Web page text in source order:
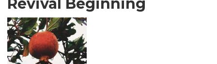
Revival Beginning